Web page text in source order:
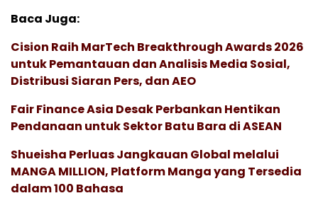
Baca Juga:
Cision Raih MarTech Breakthrough Awards 2026
untuk Pemantauan dan Analisis Media Sosial,
Distribusi Siaran Pers, dan AEO
Fair Finance Asia Desak Perbankan Hentikan
Pendanaan untuk Sektor Batu Bara di ASEAN
Shueisha Perluas Jangkauan Global melalui
MANGA MILLION, Platform Manga yang Tersedia
dalam 100 Bahasa